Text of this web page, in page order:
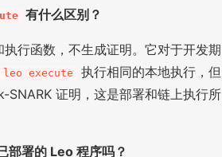
有什么区别？
执行函数，不生成证明。它对于开发期
leo execute
执行相同的本地执行，但
SNARK 证明，这是部署和链上执行所
部署的 Leo 程序吗？